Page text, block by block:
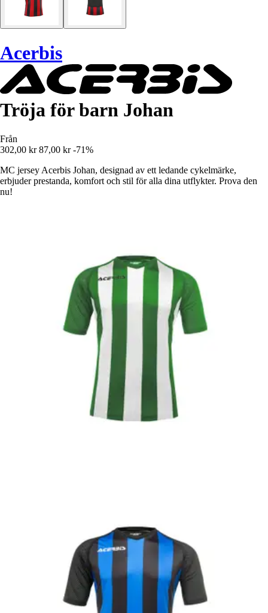
Acerbis
Tröja för barn Johan
Från
302,00 kr 87,00 kr -71%
MC jersey Acerbis Johan, designad av ett ledande cykelmärke,
erbjuder prestanda, komfort och stil för alla dina utflykter. Prova den
nu!